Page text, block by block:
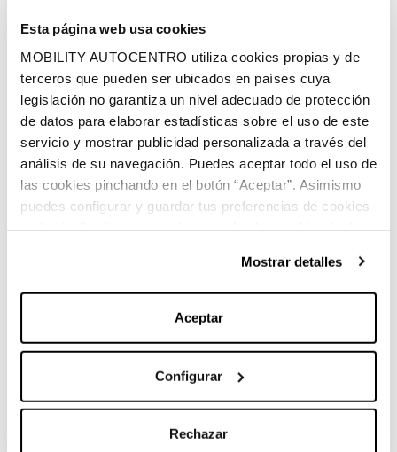
Esta página web usa cookies
MOBILITY AUTOCENTRO utiliza cookies propias y de
terceros que pueden ser ubicados en países cuya
legislación no garantiza un nivel adecuado de protección
de datos para elaborar estadísticas sobre el uso de este
servicio y mostrar publicidad personalizada a través del
análisis de su navegación. Puedes aceptar todo el uso de
las cookies pinchando en el botón “Aceptar”. Asimismo
puedes configurar y guardar tus preferencias de cookies
información sobre el uso de cookies y sus derechos vea
nuestraPolítica de Cookies.
Mostrar detalles
Aceptar
Configurar
Rechazar
Eléctrico
Características principales: